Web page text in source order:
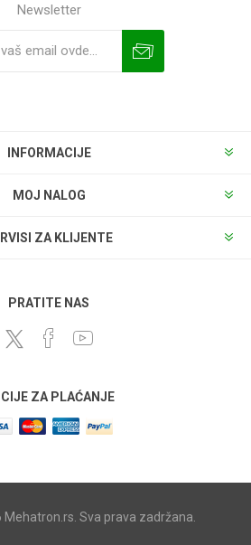
Newsletter
INFORMACIJE
MOJ NALOG
ZA KLIJENTE
PRATITE NAS
ZA PLAĆANJE
Sva prava zadržana.